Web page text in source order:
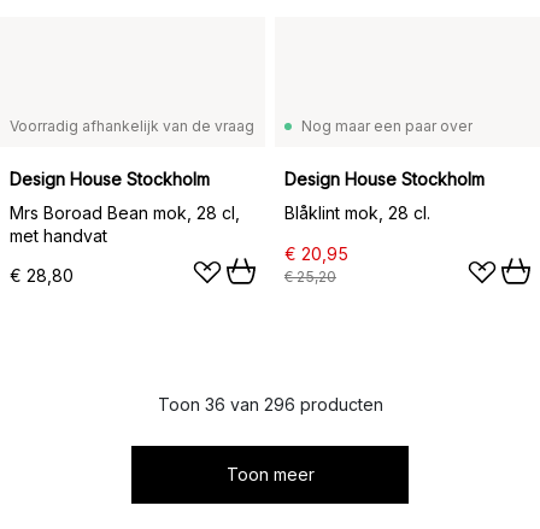
Voorradig afhankelijk van de vraag
Design House Stockholm
Mrs Boroad Bean mok, 28 cl,
met handvat
€ 28,80
Nog maar een paar over
Design House Stockholm
Blåklint mok, 28 cl.
€ 20,95
€ 25,20
Toon 36 van 296 producten
Toon meer